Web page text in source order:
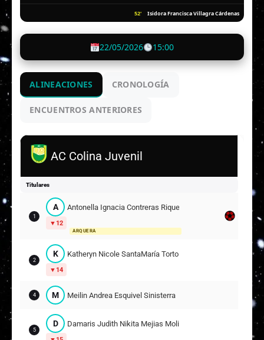
52' Isidora Francisca Villagra Cárdenas
22/05/2026 15:00
ALINEACIONES CRONOLOGÍA
ENCUENTROS ANTERIORES
AC Colina Juvenil
Titulares
1
A Antonella Ignacia Contreras Riquelme
12
ARQUERA
2
K Katheryn Nicole SantaMaría Tortolero
14
4 M Meilin Andrea Esquivel Sinisterra
5
D Damaris Judith Nikita Mejias Molina